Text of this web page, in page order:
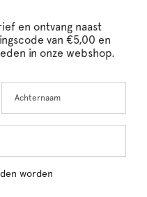
en ontvang naast
van €5,00 en
in onze webshop.
worden